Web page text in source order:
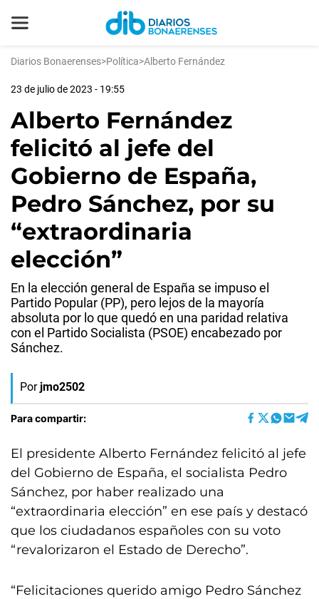
Diarios Bonaerenses>Política>Alberto Fernández
23 de julio de 2023 - 19:55
Alberto Fernández
felicitó al jefe del
Gobierno de España,
Pedro Sánchez, por su
“extraordinaria
elección”
En la elección general de España se impuso el
Partido Popular (PP), pero lejos de la mayoría
absoluta por lo que quedó en una paridad relativa
con el Partido Socialista (PSOE) encabezado por
Sánchez.
Por jmo2502
Para compartir:
El presidente Alberto Fernández felicitó al jefe
del Gobierno de España, el socialista Pedro
Sánchez, por haber realizado una
“extraordinaria elección” en ese país y destacó
que los ciudadanos españoles con su voto
“revalorizaron el Estado de Derecho”.
“Felicitaciones querido amigo Pedro Sánchez